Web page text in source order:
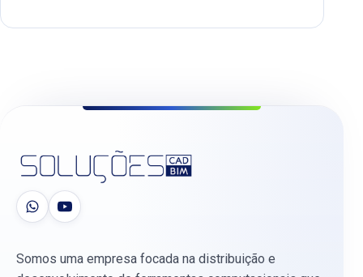
Somos uma empresa focada na distribuição e